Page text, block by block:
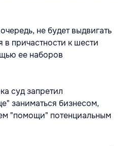
не будет выдвигать
в причастности к шести
ее наборов
суд запретил
заниматься бизнесом,
"помощи" потенциальным